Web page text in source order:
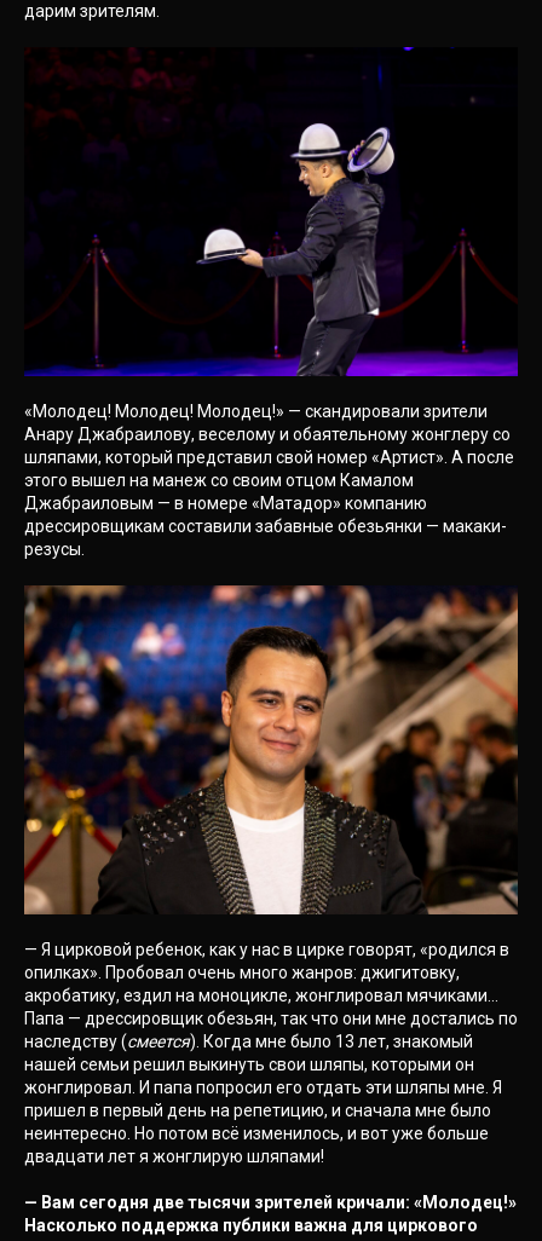
дарим зрителям.
«Молодец! Молодец! Молодец!» — скандировали зрители
Анару Джабраилову, веселому и обаятельному жонглеру со
шляпами, который представил свой номер «Артист». А после
этого вышел на манеж со своим отцом Камалом
Джабраиловым — в номере «Матадор» компанию
дрессировщикам составили забавные обезьянки — макаки-
резусы.
— Я цирковой ребенок, как у нас в цирке говорят, «родился в
опилках». Пробовал очень много жанров: джигитовку,
акробатику, ездил на моноцикле, жонглировал мячиками…
Папа — дрессировщик обезьян, так что они мне достались по
наследству (смеется). Когда мне было 13 лет, знакомый
нашей семьи решил выкинуть свои шляпы, которыми он
жонглировал. И папа попросил его отдать эти шляпы мне. Я
пришел в первый день на репетицию, и сначала мне было
неинтересно. Но потом всё изменилось, и вот уже больше
двадцати лет я жонглирую шляпами!
— Вам сегодня две тысячи зрителей кричали: «Молодец!»
Насколько поддержка публики важна для циркового